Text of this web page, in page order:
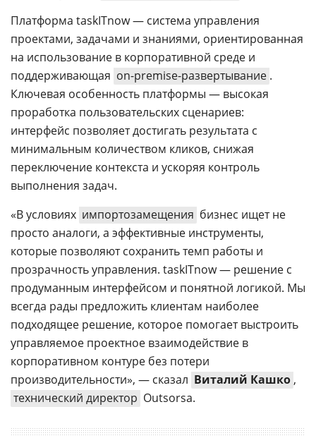
Платформа taskITnow — система управления
проектами, задачами и знаниями, ориентированная
на использование в корпоративной среде и
поддерживающая on-premise-развертывание .
Ключевая особенность платформы — высокая
проработка пользовательских сценариев:
интерфейс позволяет достигать результата с
минимальным количеством кликов, снижая
переключение контекста и ускоряя контроль
выполнения задач.
«В условиях импортозамещения бизнес ищет не
просто аналоги, а эффективные инструменты,
которые позволяют сохранить темп работы и
прозрачность управления. taskITnow — решение с
продуманным интерфейсом и понятной логикой. Мы
всегда рады предложить клиентам наиболее
подходящее решение, которое помогает выстроить
управляемое проектное взаимодействие в
корпоративном контуре без потери
производительности», — сказал Виталий Кашко ,
технический директор Outsorsa.